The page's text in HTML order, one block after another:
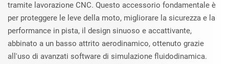
tramite lavorazione CNC. Questo accessorio fondamentale è
per proteggere le leve della moto, migliorare la sicurezza e la
performance in pista, il design sinuoso e accattivante,
abbinato a un basso attrito aerodinamico, ottenuto grazie
all'uso di avanzati software di simulazione fluidodinamica.